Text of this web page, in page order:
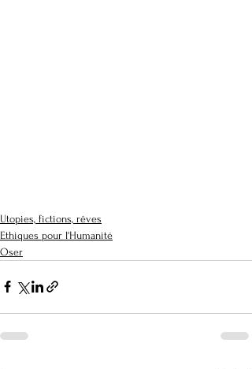
Utopies, fictions, rêves
Ethiques pour l'Humanité
Oser